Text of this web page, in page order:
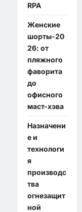
RPA
Женские
шорты-20
26: от
пляжного
фаворита
до
офисного
маст-хэва
Назначени
е и
технологи
я
производс
тва
огнезащит
ной